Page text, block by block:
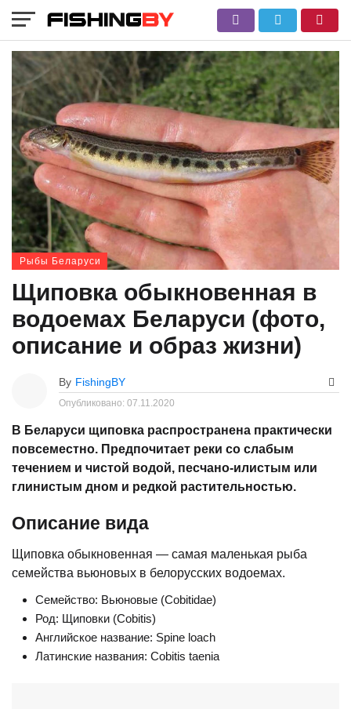
Рыбы Беларуси
Щиповка обыкновенная в
водоемах Беларуси (фото,
описание и образ жизни)
By FishingBY
Опубликовано: 07.11.2020
В Беларуси щиповка распространена практически
повсеместно. Предпочитает реки со слабым
течением и чистой водой, песчано-илистым или
глинистым дном и редкой растительностью.
Описание вида
Щиповка обыкновенная — самая маленькая рыба
семейства вьюновых в белорусских водоемах.
Семейство: Вьюновые (Cobitidae)
Род: Щиповки (Cobitis)
Английское название: Spine loach
Латинские названия: Cobitis taenia